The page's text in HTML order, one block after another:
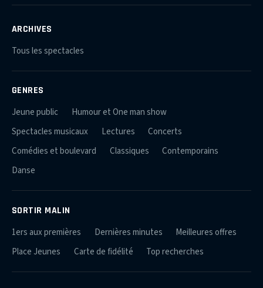
ARCHIVES
Tous les spectacles
GENRES
Jeune public
Humour et One man show
Spectacles musicaux
Lectures
Concerts
Comédies et boulevard
Classiques
Contemporains
Danse
SORTIR MALIN
1ers aux premières Dernières minutes
Meilleures offres
Place Jeunes
Carte de fidélité Top recherches